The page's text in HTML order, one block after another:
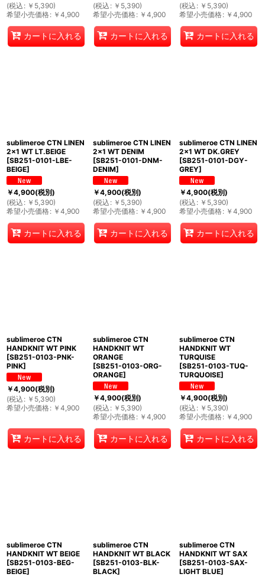
(税込 : ￥ 5,390)
希望小売価格: ￥ 4,900
カートに入れる
(税込 : ￥ 5,390)
希望小売価格: ￥ 4,900
カートに入れる
(税込 : ￥ 5,390)
希望小売価格: ￥ 4,900
カートに入れる
sublimeroe CTN LINEN
2x1 WT LT.BEIGE
[SB251-0101-LBE-
BEIGE]
￥4,900(税別)
(税込 : ￥ 5,390)
希望小売価格: ￥ 4,900
カートに入れる
sublimeroe CTN LINEN
2x1 WT DENIM
[SB251-0101-DNM-
DENIM]
￥4,900(税別)
(税込 : ￥ 5,390)
希望小売価格: ￥ 4,900
カートに入れる
sublimeroe CTN LINEN
2x1 WT DK.GREY
[SB251-0101-DGY-
GREY]
￥4,900(税別)
(税込 : ￥ 5,390)
希望小売価格: ￥ 4,900
カートに入れる
sublimeroe CTN
HANDKNIT WT PINK
[SB251-0103-PNK-
PINK]
￥4,900(税別)
(税込 : ￥ 5,390)
希望小売価格: ￥ 4,900
カートに入れる
sublimeroe CTN
HANDKNIT WT
ORANGE
[SB251-0103-ORG-
ORANGE]
￥4,900(税別)
(税込 : ￥ 5,390)
希望小売価格: ￥ 4,900
カートに入れる
sublimeroe CTN
HANDKNIT WT
TURQUISE
[SB251-0103-TUQ-
TURQUOISE]
￥4,900(税別)
(税込 : ￥ 5,390)
希望小売価格: ￥ 4,900
カートに入れる
sublimeroe CTN
HANDKNIT WT BEIGE
[SB251-0103-BEG-
BEIGE]
sublimeroe CTN
HANDKNIT WT BLACK
[SB251-0103-BLK-
BLACK]
sublimeroe CTN
HANDKNIT WT SAX
[SB251-0103-SAX-
LIGHT BLUE]